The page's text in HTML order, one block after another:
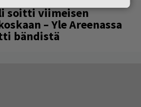
soitti viimeisen
– Yle Areenassa
bändistä